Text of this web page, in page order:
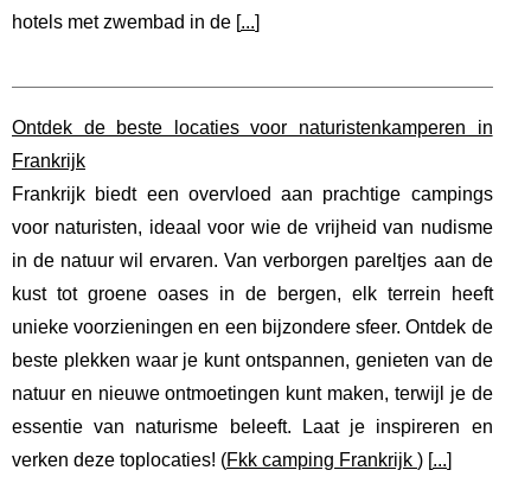
hotels met zwembad in de [...]
Ontdek de beste locaties voor naturistenkamperen in
Frankrijk
Frankrijk biedt een overvloed aan prachtige campings
voor naturisten, ideaal voor wie de vrijheid van nudisme
in de natuur wil ervaren. Van verborgen pareltjes aan de
kust tot groene oases in de bergen, elk terrein heeft
unieke voorzieningen en een bijzondere sfeer. Ontdek de
beste plekken waar je kunt ontspannen, genieten van de
natuur en nieuwe ontmoetingen kunt maken, terwijl je de
essentie van naturisme beleeft. Laat je inspireren en
verken deze toplocaties! (Fkk camping Frankrijk ) [...]